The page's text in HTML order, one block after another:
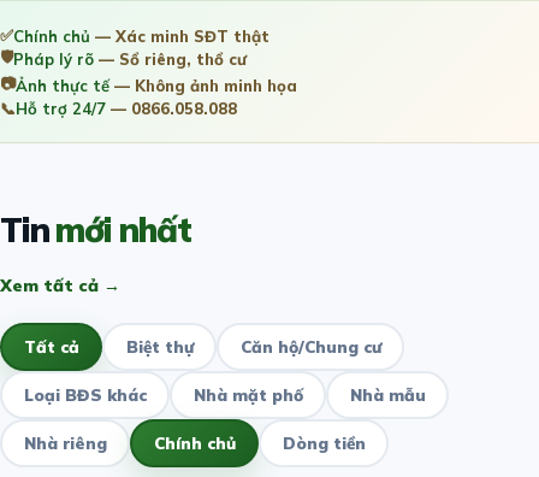
✅Chính chủ — Xác minh SĐT thật
🛡️Pháp lý rõ — Sổ riêng, thổ cư
📷Ảnh thực tế— Không ảnh minh họa
📞Hỗ trợ 24/7 — 0866.058.088
Tinmới nhất
Xem tất cả →
Tất cả Biệt thự Căn hộ/Chung cư
Loại BĐS khác Nhà mặt phố Nhà mẫu
Nhà riêng Chính chủ Dòng tiền